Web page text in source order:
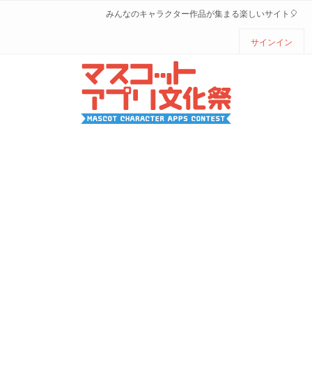
みんなのキャラクター作品が集まる楽しいサイト🎈
サインイン